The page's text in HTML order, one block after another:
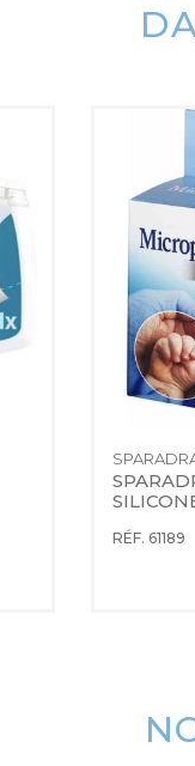
RÉF. 61189